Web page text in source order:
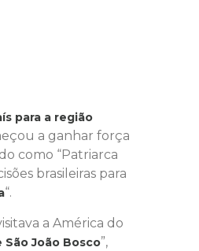
para a região
a ganhar força
como “Patriarca
brasileiras para
“.
a América do
São João Bosco”,